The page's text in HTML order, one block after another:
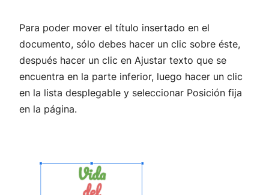
Para poder mover el título insertado en el
documento, sólo debes hacer un clic sobre éste,
después hacer un clic en Ajustar texto que se
encuentra en la parte inferior, luego hacer un clic
en la lista desplegable y seleccionar Posición fija
en la página.